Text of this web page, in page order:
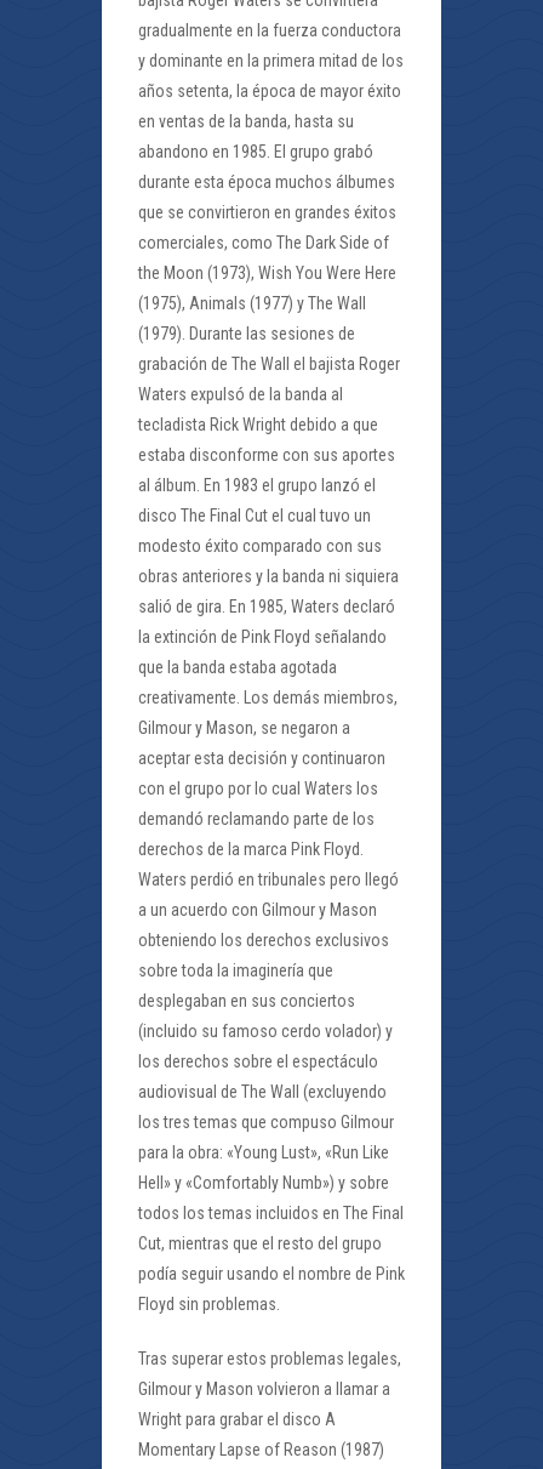
gradualmente en la fuerza conductora
y dominante en la primera mitad de los
años setenta, la época de mayor éxito
en ventas de la banda, hasta su
abandono en 1985. El grupo grabó
durante esta época muchos álbumes
que se convirtieron en grandes éxitos
comerciales, como The Dark Side of
the Moon (1973), Wish You Were Here
(1975), Animals (1977) y The Wall
(1979). Durante las sesiones de
grabación de The Wall el bajista Roger
Waters expulsó de la banda al
tecladista Rick Wright debido a que
estaba disconforme con sus aportes
al álbum. En 1983 el grupo lanzó el
disco The Final Cut el cual tuvo un
modesto éxito comparado con sus
obras anteriores y la banda ni siquiera
salió de gira. En 1985, Waters declaró
la extinción de Pink Floyd señalando
que la banda estaba agotada
creativamente. Los demás miembros,
Gilmour y Mason, se negaron a
aceptar esta decisión y continuaron
con el grupo por lo cual Waters los
demandó reclamando parte de los
derechos de la marca Pink Floyd.
Waters perdió en tribunales pero llegó
a un acuerdo con Gilmour y Mason
obteniendo los derechos exclusivos
sobre toda la imaginería que
desplegaban en sus conciertos
(incluido su famoso cerdo volador) y
los derechos sobre el espectáculo
audiovisual de The Wall (excluyendo
los tres temas que compuso Gilmour
para la obra: «Young Lust», «Run Like
Hell» y «Comfortably Numb») y sobre
todos los temas incluidos en The Final
Cut, mientras que el resto del grupo
podía seguir usando el nombre de Pink
Floyd sin problemas.
Tras superar estos problemas legales,
Gilmour y Mason volvieron a llamar a
Wright para grabar el disco A
Momentary Lapse of Reason (1987)